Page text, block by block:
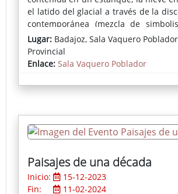
el latido del glacial a través de la
contemporánea (mezcla de
magia y patrones inconscientes) y
sus piezas en su dimensión más
Lidón Sancho,
Lugar: Badajoz, Sala Vaquero
Provincial
Enlace: Sala Vaquero Poblador
Paisajes de una década
Inicio:
15-12-2023
Fin:
11-02-2024